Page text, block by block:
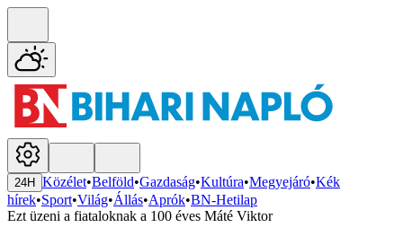
24H Közélet•Belföld•Gazdaság•Kultúra•Megyejáró•Kék
hírek•Sport•Világ•Állás•Aprók•BN-Hetilap
Ezt üzeni a fiataloknak a 100 éves Máté Viktor